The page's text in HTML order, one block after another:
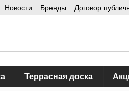
Новости Бренды Договор
Террасная доска